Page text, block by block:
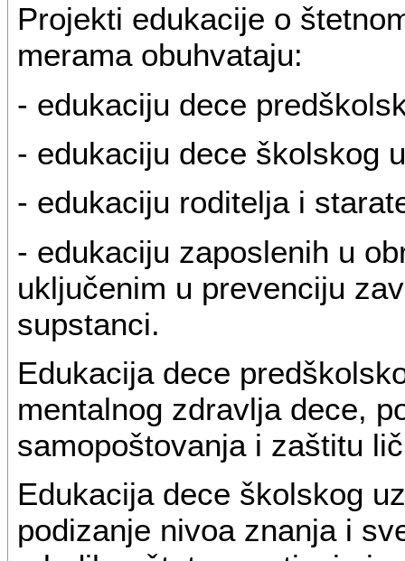
Projekti edukacije o
merama obuhvataju:
- edukaciju dece
- edukaciju dece školskog
- edukaciju roditelja i
- edukaciju zaposlenih u
uključenim u prevenciju
supstanci.
Edukacija dece
mentalnog zdravlja dece,
samopoštovanja i zaštitu
Edukacija dece školskog
podizanje nivoa znanja i